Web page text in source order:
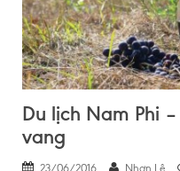
Du lịch Nam Phi
vang
23/06/2016 Nhơn Lê